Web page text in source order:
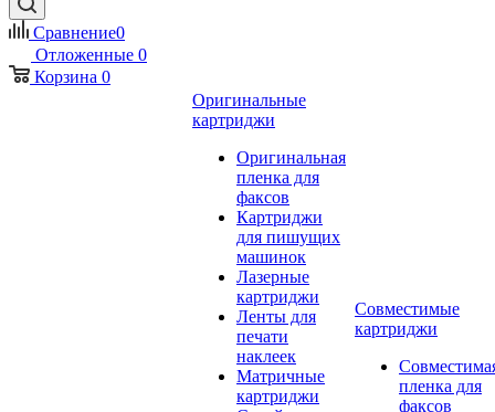
Сравнение0
Отложенные 0
Корзина 0
Оригинальные
картриджи
Оригинальная
пленка для
факсов
Картриджи
для пишущих
машинок
Лазерные
картриджи
Ленты для
печати
наклеек
Матричные
картриджи
Совместимые
картриджи
пленка для
факсов